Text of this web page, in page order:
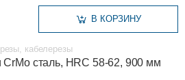
В КОРЗИНУ
кабелерезы
сталь, HRC 58-62, 900 мм